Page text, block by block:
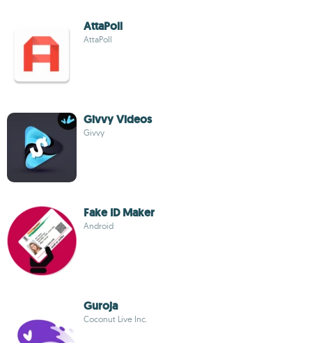
AttaPoll
AttaPoll
Givvy Videos
Givvy
Fake ID Maker
Android
Guroja
Coconut Live Inc.